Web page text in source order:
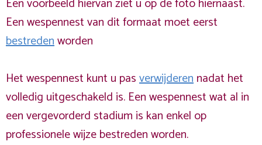
Een wespennest van dit formaat moet eerst
bestredenworden
Het wespennest kunt u pasverwijderennadat het
volledig uitgeschakeld is. Een wespennest wat al in
een vergevorderd stadium is kan enkel op
professionele wijze bestreden worden.